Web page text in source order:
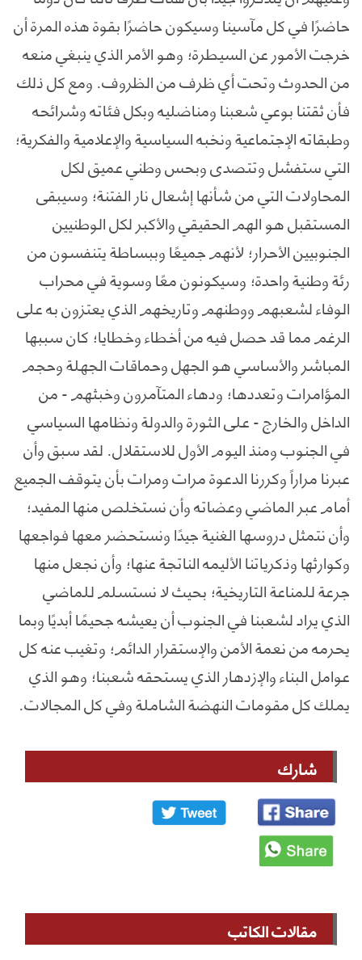
حاضرًا في كل مآسينا وسيكون حاضرًا بقوة هذه المرة أن
خرجت الأمور عن السيطرة؛ وهو الأمر الذي ينبغي منعه
من الحدوث وتحت أي ظرف من الظروف. ومع كل ذلك
فأن ثقتنا بوعي شعبنا ومناضليه وبكل فئاته وشرائحه
وطبقاته الإجتماعية ونخبه السياسية والإعلامية والفكرية؛
التي ستفشل وتتصدى وبحس وطني عميق لكل
المحاولات التي من شأنها إشعال نار الفتنة؛ وسيبقى
المستقبل هو الهم الحقيقي والأكبر لكل الوطنيين
الجنوبيين الأحرار؛ لأنهم جميعًا وببساطة يتنفسون من
رئة وطنية واحدة؛ وسيكونون معًا وسوية في محراب
الوفاء لشعبهم ووطنهم وتاريخهم الذي يعتزون به على
الرغم مما قد حصل فيه من أخطاء وخطايا؛ كان سببها
المباشر والأساسي هو الجهل وحماقات الجهلة وحجم
المؤامرات وتعددها؛ ودهاء المتآمرون وخبثهم - من
الداخل والخارج - على الثورة والدولة ونظامها السياسي
في الجنوب ومنذ اليوم الأول للاستقلال. لقد سبق وأن
عبرنا مراراً وكررنا الدعوة مرات ومرات بأن يتوقف الجميع
أمام عبر الماضي وعضاته وأن نستخلص منها المفيد؛
وأن نتمثل دروسها الغنية جيدًا ونستحضر معها فواجعها
وكوارثها وذكرياتنا الأليمه الناتجة عنها؛ وأن نجعل منها
جرعة للمناعة التاريخية؛ بحيث لا نستسلم للماضي
الذي يراد لشعبنا في الجنوب أن يعيشه جحيمًا أبديًا وبما
يحرمه من نعمة الأمن والإستقرار الدائم؛ وتغيب عنه كل
عوامل البناء والإزدهار الذي يستحقه شعبنا؛ وهو الذي
يملك كل مقومات النهضة الشاملة وفي كل المجالات.
شارك
مقالات الكاتب